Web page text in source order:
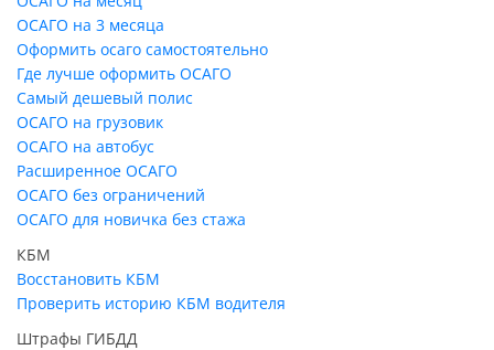
ОСАГО на 3 месяца
Оформить осаго самостоятельно
Где лучше оформить ОСАГО
Самый дешевый полис
ОСАГО на грузовик
ОСАГО на автобус
Расширенное ОСАГО
ОСАГО без ограничений
ОСАГО для новичка без стажа
КБМ
Восстановить КБМ
Проверить историю КБМ водителя
Штрафы ГИБДД